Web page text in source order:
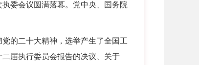
委会议圆满落幕。党中央、国务院
的二十大精神，选举产生了全国工
届执行委员会报告的决议、关于